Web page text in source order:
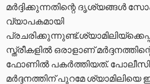
മർദ്ദിക്കുന്നതിന്റെ ദൃശ്യങ്ങൾ
വ്യാപകമായി
സ്ത്രീകളിൽ ഒരാളാണ്
ഫോണിൽ പകർത്തിയത്.
മർദ്ദനത്തിന് പുറമേ ശ്യാമിലിയെ